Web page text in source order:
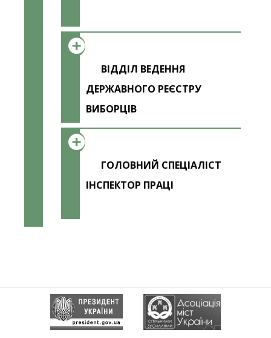
ВІДДІЛ ВЕДЕННЯ
ДЕРЖАВНОГО РЕЄСТРУ
ВИБОРЦІВ
ГОЛОВНИЙ СПЕЦІАЛІСТ
ІНСПЕКТОР ПРАЦІ